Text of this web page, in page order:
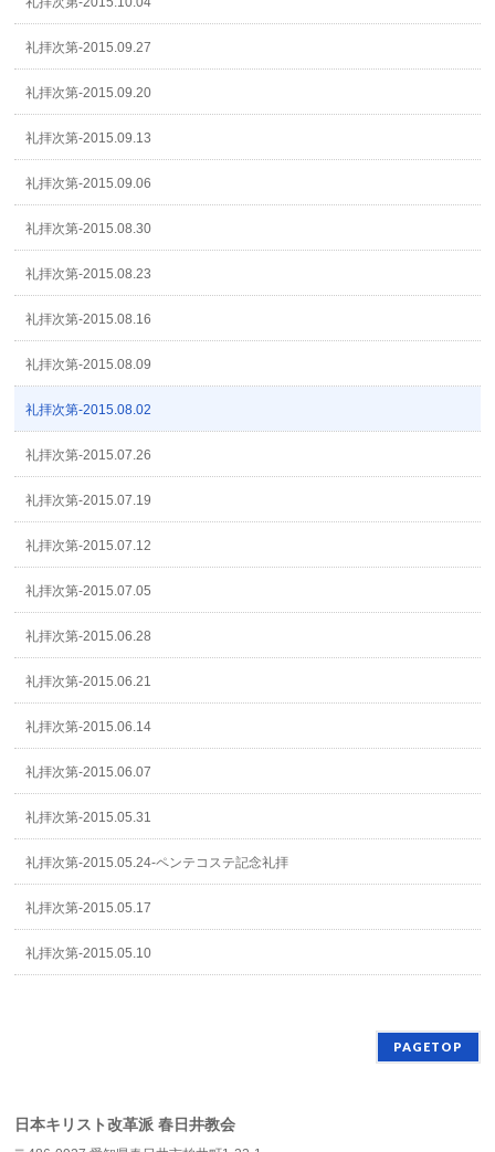
礼拝次第-2015.09.27
礼拝次第-2015.09.20
礼拝次第-2015.09.13
礼拝次第-2015.09.06
礼拝次第-2015.08.30
礼拝次第-2015.08.23
礼拝次第-2015.08.16
礼拝次第-2015.08.09
礼拝次第-2015.08.02
礼拝次第-2015.07.26
礼拝次第-2015.07.19
礼拝次第-2015.07.12
礼拝次第-2015.07.05
礼拝次第-2015.06.28
礼拝次第-2015.06.21
礼拝次第-2015.06.14
礼拝次第-2015.06.07
礼拝次第-2015.05.31
礼拝次第-2015.05.24-ペンテコステ記念礼拝
礼拝次第-2015.05.17
礼拝次第-2015.05.10
PAGETOP
日本キリスト改革派 春日井教会